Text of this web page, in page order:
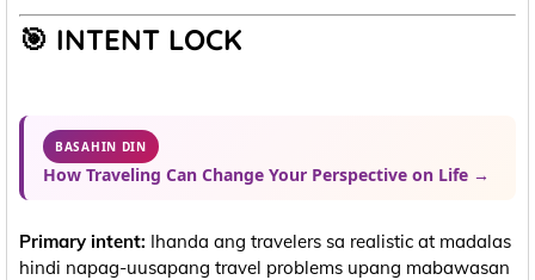
🎯 INTENT LOCK
BASAHIN DIN
How Traveling Can Change Your Perspective on Life →
Primary intent: Ihanda ang travelers sa realistic at madalas
hindi napag-uusapang travel problems upang mabawasan